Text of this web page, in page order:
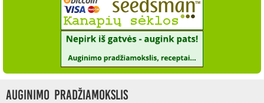
Auginimo pradžiamokslis